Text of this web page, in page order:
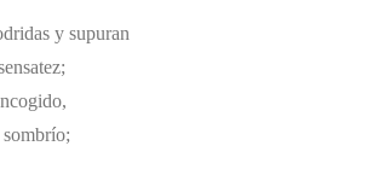
y supuran